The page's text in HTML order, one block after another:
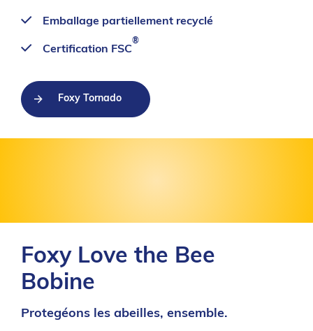
Emballage partiellement recyclé
Certification FSC
®
Foxy Tornado
Foxy Love the Bee
Bobine
Protegéons les abeilles, ensemble.